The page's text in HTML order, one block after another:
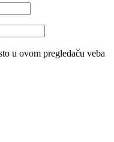
u ovom pregledaču veba